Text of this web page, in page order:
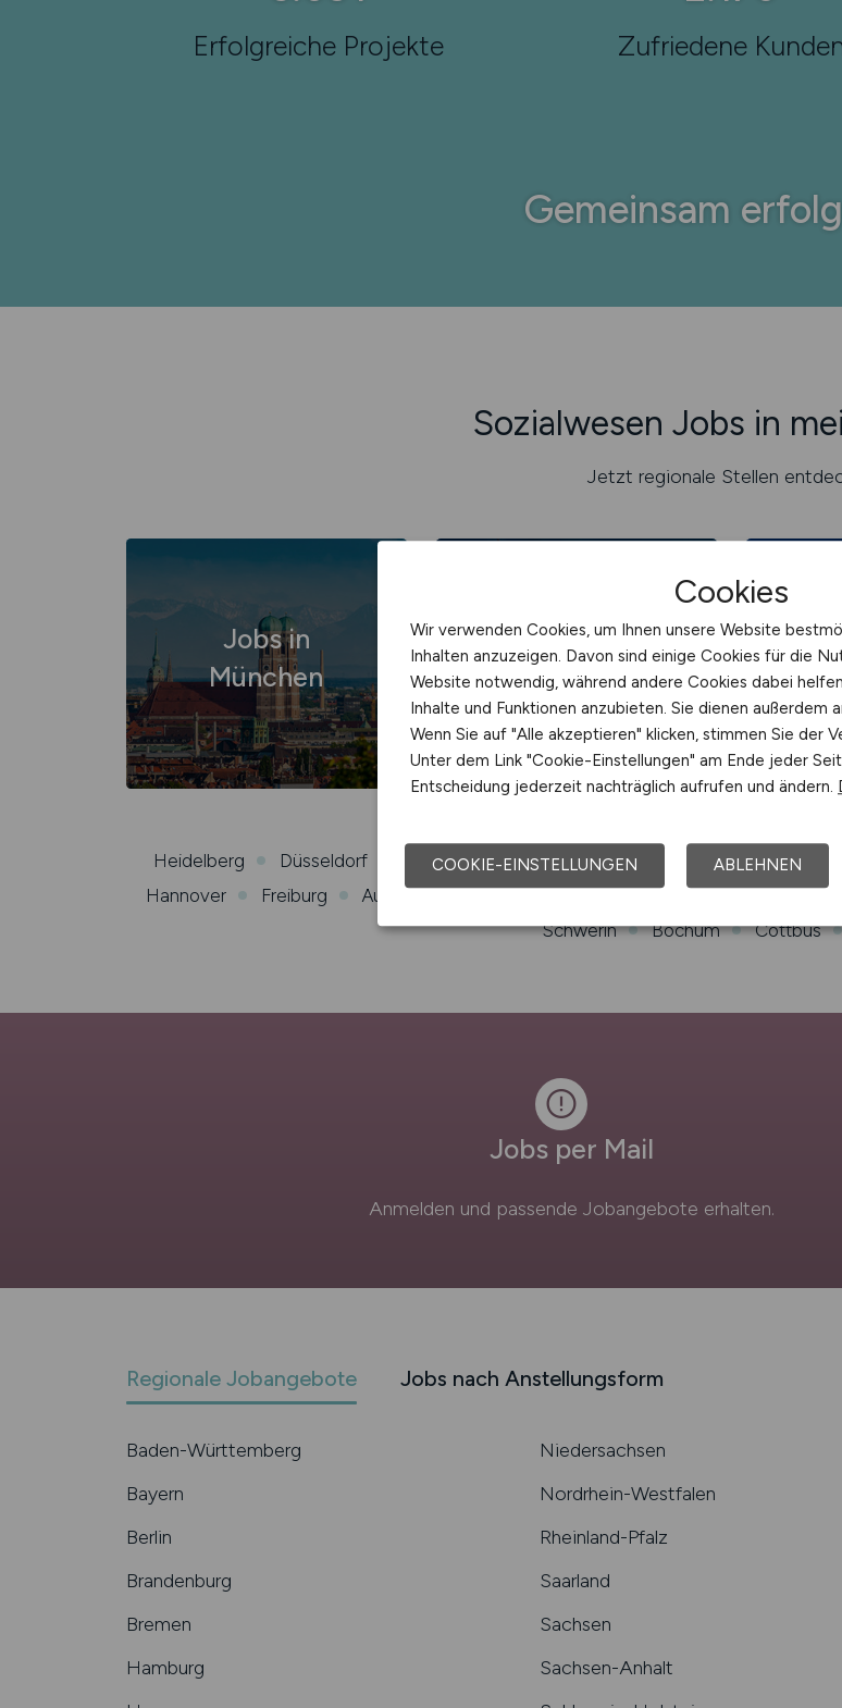
Erfolgreiche Projekte Zufriedene
Gemeinsam
Sozialwesen Jobs in
Jetzt regionale Stellen
Jobs in
München
Jobs in
Berlin
Heidelberg Düsseldorf Dortmund Bremen Rostock Dresden
Hannover
Freiburg Augsburg Leipzig Essen Pforzheim Heilbronn
Schwerin
Bochum Cottbus
Jobs per Mail
Anmelden und passende Jobangebote erhalten.
Regionale Jobangebote Jobs nach Anstellungsform
Baden-Württemberg
Bayern
Berlin
Brandenburg
Bremen
Hamburg
Niedersachsen
Nordrhein-Westfalen
Rheinland-Pfalz
Saarland
Sachsen
Sachsen-Anhalt
Cookies
Wir verwenden Cookies, um Ihnen unsere Website
Inhalten anzuzeigen. Davon sind einige Cookies für die
Website notwendig, während andere Cookies dabei
Inhalte und Funktionen anzubieten. Sie dienen außerdem
Wenn Sie auf "Alle akzeptieren" klicken, stimmen Sie der
Unter dem Link "Cookie-Einstellungen" am Ende jeder
Entscheidung jederzeit nachträglich aufrufen und ändern.
COOKIE-EINSTELLUNGEN ABLEHNEN